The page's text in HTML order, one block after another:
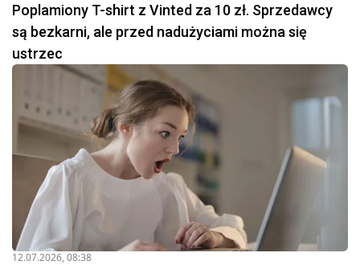
Poplamiony T-shirt z Vinted za 10 zł. Sprzedawcy
są bezkarni, ale przed nadużyciami można się
ustrzec
12.07.2026, 08:38